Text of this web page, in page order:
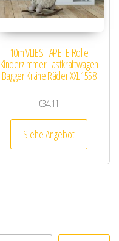
10m VLIES TAPETE Rolle
Kinderzimmer Lastkraftwagen
Bagger Kräne Räder XXL1558
€34.11
Siehe Angebot